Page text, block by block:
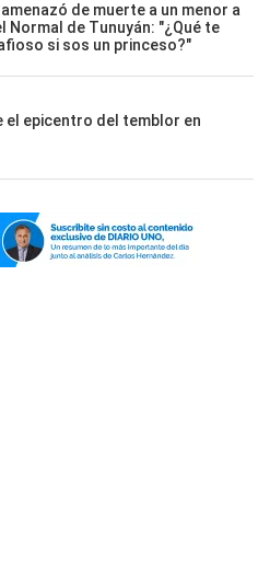
de muerte a un menor a
Normal de Tunuyán: "¿Qué te
si sos un princeso?"
el epicentro del temblor en